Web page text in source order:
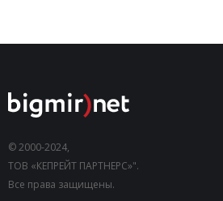
© 2000-2024,
ТОВ «КЕПРЕЙТ ПАРТНЕРС»".
Все права защищены.